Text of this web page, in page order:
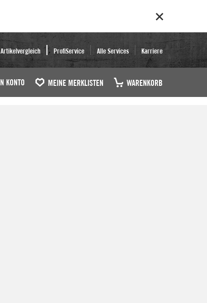
Artikelvergleich ProfiService Alle Services Karriere
KONTO MEINE MERKLISTEN WARENKORB